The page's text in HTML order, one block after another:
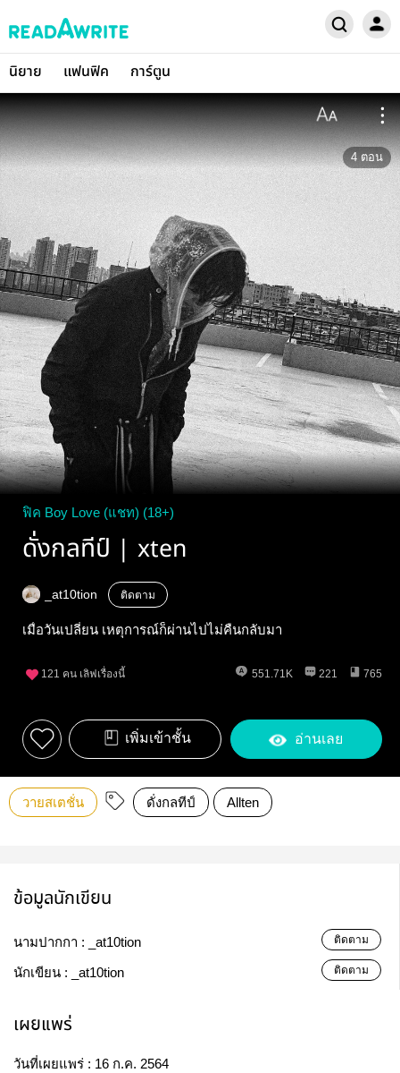
นิยาย แฟนฟิค การ์ตูน
4 ตอน
ฟิค Boy Love (แชท) (18+)
ดั่งกลทีป์ | xten
_at10tion ติดตาม
เมื่อวันเปลี่ยน เหตุการณ์ก็ผ่านไปไม่คืนกลับมา
121 คน เลิฟเรื่องนี้ 551.71K 221 765
เพิ่มเข้าชั้น อ่านเลย
วายสเตชั่น ดั่งกลทีป์ Allten
ข้อมูลนักเขียน
นามปากกา : _at10tion ติดตาม
นักเขียน : _at10tion ติดตาม
เผยแพร่
วันที่เผยแพร่ : 16 ก.ค. 2564